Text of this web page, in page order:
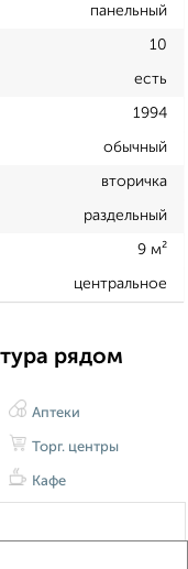
панельный
10
есть
1994
обычный
вторичка
раздельный
9 м²
центральное
рядом
Аптеки
Торг. центры
Кафе